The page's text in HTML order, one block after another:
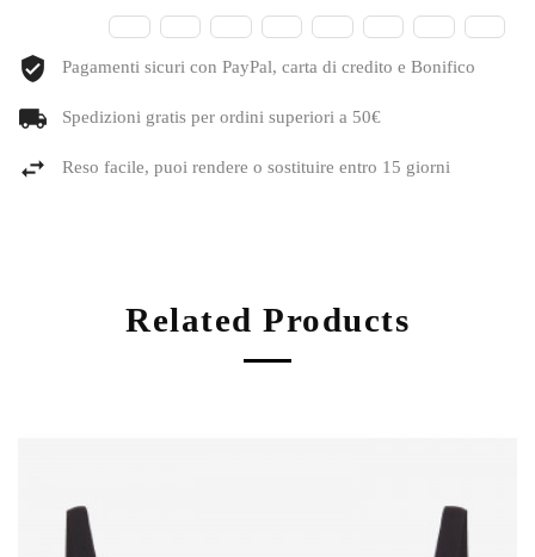
Pagamenti sicuri con PayPal, carta di credito e Bonifico
Spedizioni gratis per ordini superiori a 50€
Reso facile, puoi rendere o sostituire entro 15 giorni
Related Products